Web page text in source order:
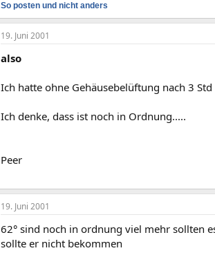
So posten und nicht anders
19. Juni 2001
also
Ich hatte ohne Gehäusebelüftung nach 3
Ich denke, dass ist noch in Ordnung.....
Peer
19. Juni 2001
62° sind noch in ordnung viel mehr sollten
sollte er nicht bekommen